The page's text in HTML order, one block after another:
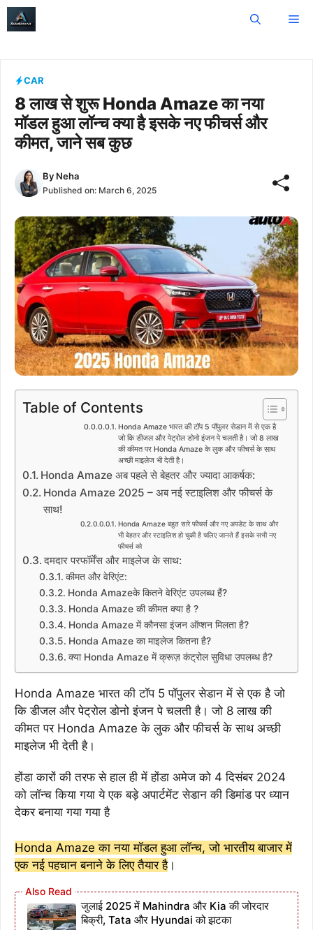
Skip
CAR
8 लाख से शुरू Honda Amaze का नया
मॉडल हुआ लॉन्च क्या है इसके नए फीचर्स और
कीमत, जाने सब कुछ
By Neha
Published on: March 6, 2025
Table of Contents
Honda Amaze भारत की टॉप 5 पॉपुलर सेडान में से एक है
जो कि डीजल और पेट्रोल डोनो इंजन पे चलती है। जो 8 लाख
की कीमत पर Honda Amaze के लुक और फीचर्स के साथ
अच्छी माइलेज भी देती है।
Honda Amaze अब पहले से बेहतर और ज्यादा आकर्षक:
Honda Amaze 2025 – अब नई स्टाइलिश और फीचर्स के
साथ!
Honda Amaze बहुत सारे फीचर्स और नए अपडेट के साथ और
भी बेहतर और स्टाइलिश हो चुकी है चलिए जानते हैं इसके सभी नए
फीचर्स को
दमदार परफॉर्मेंस और माइलेज के साथ:
कीमत और वेरिएंट:
Honda Amazeके कितने वेरिएंट उपलब्ध हैं?
Honda Amaze की कीमत क्या है ?
Honda Amaze में कौनसा इंजन ऑप्शन मिलता है?
Honda Amaze का माइलेज कितना है?
क्या Honda Amaze में क्रूज़ कंट्रोल सुविधा उपलब्ध है?
Honda Amaze भारत की टॉप 5 पॉपुलर सेडान में से एक है जो
कि डीजल और पेट्रोल डोनो इंजन पे चलती है। जो 8 लाख की
कीमत पर Honda Amaze के लुक और फीचर्स के साथ अच्छी
माइलेज भी देती है।
होंडा कारों की तरफ से हाल ही में होंडा अमेज को 4 दिसंबर 2024
को लॉन्च किया गया ये एक बड़े अपार्टमेंट सेडान की डिमांड पर ध्यान
देकर बनाया गया गया है
Honda Amaze का नया मॉडल हुआ लॉन्च, जो भारतीय बाजार में
एक नई पहचान बनाने के लिए तैयार है।
जुलाई 2025 में Mahindra और Kia की जोरदार
बिक्री, Tata और Hyundai को झटका